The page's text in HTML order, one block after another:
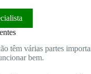
têm várias partes
bem.